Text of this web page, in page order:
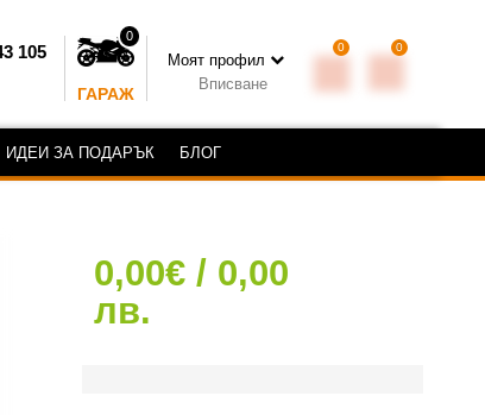
105
0
ГАРАЖ
Моят профил
Вписване
0 0
ИДЕИ ЗА ПОДАРЪК БЛОГ
0,00€ / 0,00
лв.